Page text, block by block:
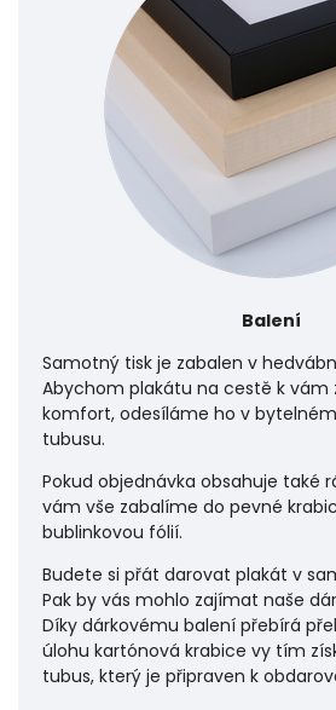
Balení
Samotný tisk je zabalen v
Abychom plakátu na cestě k vám
komfort, odesíláme ho v
tubusu.
Pokud objednávka obsahuje také
vám vše zabalíme do pevné
bublinkovou fólií.
Budete si přát darovat plakát v
Pak by vás mohlo zajímat naše
Díky dárkovému balení přebírá
úlohu kartónová krabice vy tím
tubus, který je připraven k